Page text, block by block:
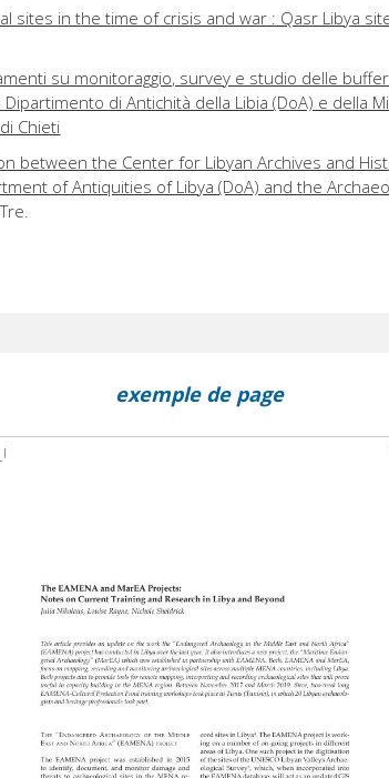
sites in the time of crisis and war : Qasr Libya
su monitoraggio, survey e studio delle
di Antichità della Libia (DoA) e della
Chieti
between the Center for Libyan Archives and
of Antiquities of Libya (DoA) and the
: mezzo secolo di restauri in Libia
il Restauro (ICR) in Libia : conservazione e
MENA countries (IAM 1 and 2) : archaeological
: workshop, Tripoli, November 15, 2018
exemple de page